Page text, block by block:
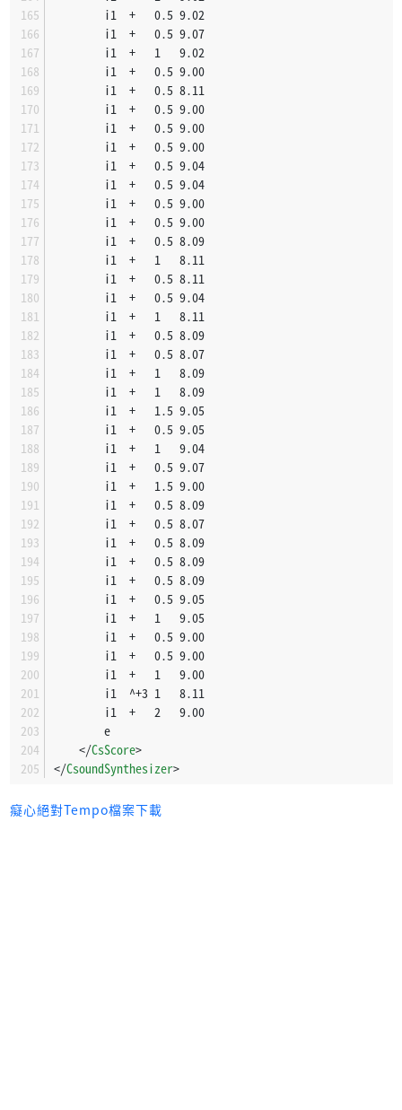
		i1	+	0.5	9.02
		i1	+	0.5	9.07
		i1	+	1	9.02
		i1	+	0.5	9.00
		i1	+	0.5	8.11
		i1	+	0.5	9.00
		i1	+	0.5	9.00
		i1	+	0.5	9.00
		i1	+	0.5	9.04
		i1	+	0.5	9.04
		i1	+	0.5	9.00
		i1	+	0.5	9.00
		i1	+	0.5	8.09
		i1	+	1	8.11
		i1	+	0.5	8.11
		i1	+	0.5	9.04
		i1	+	1	8.11
		i1	+	0.5	8.09
		i1	+	0.5	8.07
		i1	+	1	8.09
		i1	+	1	8.09
		i1	+	1.5	9.05
		i1	+	0.5	9.05
		i1	+	1	9.04
		i1	+	0.5	9.07
		i1	+	1.5	9.00
		i1	+	0.5	8.09
		i1	+	0.5	8.07
		i1	+	0.5	8.09
		i1	+	0.5	8.09
		i1	+	0.5	8.09
		i1	+	0.5	9.05
		i1	+	1	9.05
		i1	+	0.5	9.00
		i1	+	0.5	9.00
		i1	+	1	9.00
		i1	^+3	1	8.11
		i1	+	2	9.00
		e
</CsScore>
</CsoundSynthesizer>
癡心絕對Tempo檔案下載